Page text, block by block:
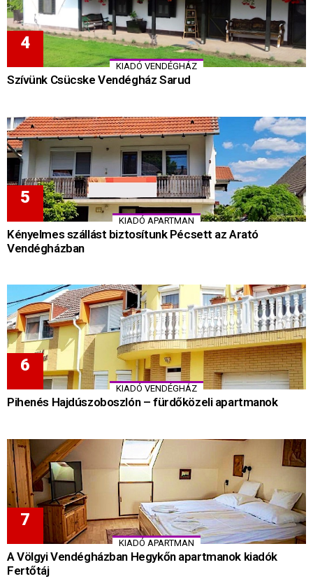
KIADÓ VENDÉGHÁZ
Szívünk Csücske Vendégház Sarud
KIADÓ APARTMAN
Kényelmes szállást biztosítunk Pécsett az Arató
Vendégházban
KIADÓ VENDÉGHÁZ
Pihenés Hajdúszoboszlón – fürdőközeli apartmanok
KIADÓ APARTMAN
A Völgyi Vendégházban Hegykőn apartmanok kiadók
Fertőtáj